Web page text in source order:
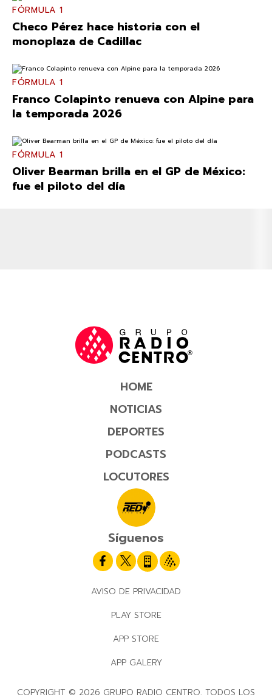
FÓRMULA 1
Checo Pérez hace historia con el
monoplaza de Cadillac
FÓRMULA 1
Franco Colapinto renueva con Alpine para
la temporada 2026
FÓRMULA 1
Oliver Bearman brilla en el GP de México:
fue el piloto del día
HOME
NOTICIAS
DEPORTES
PODCASTS
LOCUTORES
Síguenos
AVISO DE PRIVACIDAD
PLAY STORE
APP STORE
APP GALERY
COPYRIGHT © 2026 GRUPO RADIO CENTRO. TODOS LOS